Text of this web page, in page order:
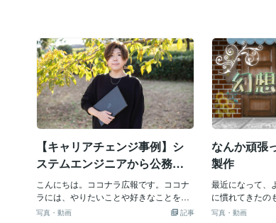
【キャリアチェンジ事例】シ
ステムエンジニアから公務
員、そして映像クリエーター
へ これまでの経験を生かし
て”好き”を仕事にする
こんにちは。ココナラ広報です。ココナ
ラには、やりたいことや好きなことを仕
事にし、プロとして活躍している出品者
記事
写真・動画
なんか頑張
製作
最近になって、
に慣れてきたの
トーリーの動画
写真・動画